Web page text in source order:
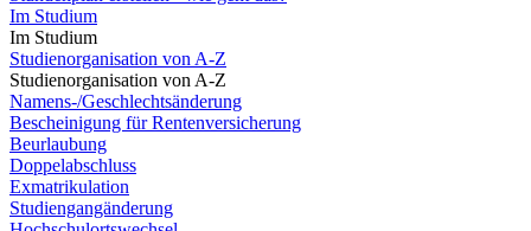
Im Studium
Im Studium
Studienorganisation von A-Z
Studienorganisation von A-Z
Namens-/Geschlechtsänderung
Bescheinigung für Rentenversicherung
Beurlaubung
Doppelabschluss
Exmatrikulation
Studiengangänderung